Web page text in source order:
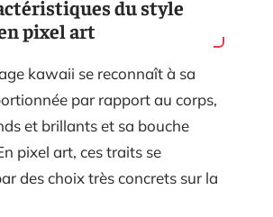
du style
pixel art
kawaii se reconnaît à sa
par rapport au corps,
et brillants et sa bouche
pixel art, ces traits se
des choix très concrets sur la